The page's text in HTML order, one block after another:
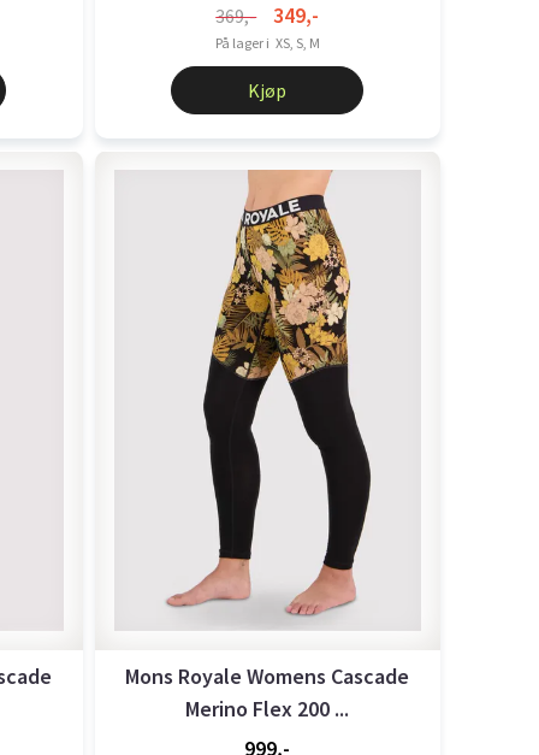
369,- 349,-
På lager i XS, S, M
Kjøp
Mons Royale Womens Cascade
Merino Flex 200 ...
999,-